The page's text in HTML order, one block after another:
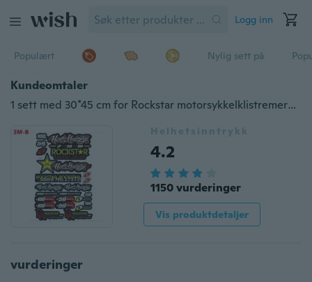
Logg inn
Populært Nylig sett på
Kundeomtaler
1 sett med 30*45 cm for Rockstar motorsykkelklistremerker
Helhetsinntrykk
4.2
1150 vurderinger
Vis produktdetaljer
vurderinger